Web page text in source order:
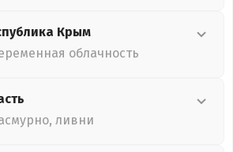
Крым
облачность
ливни